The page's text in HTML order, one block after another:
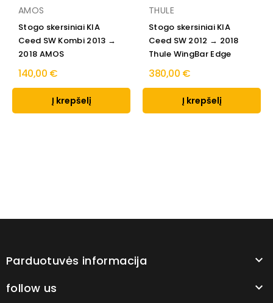
AMOS
Stogo skersiniai KIA
Ceed SW Kombi 2013 →
2018 AMOS
140,00 €
Į krepšelį
THULE
Stogo skersiniai KIA
Ceed SW 2012 → 2018
Thule WingBar Edge
380,00 €
Į krepšelį
Parduotuvės informacija 
follow us 